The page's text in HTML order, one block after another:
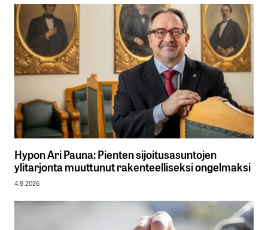
Hypon Ari Pauna: Pienten sijoitusasuntojen
ylitarjonta muuttunut rakenteelliseksi ongelmaksi
4.8.2026